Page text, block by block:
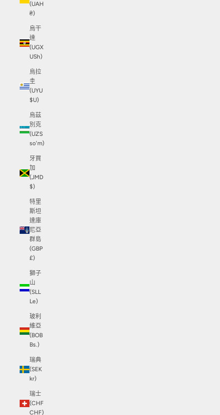
(UAH
₴)
烏干
達
(UGX
USh)
烏拉
圭
(UYU
$U)
烏茲
別克
(UZS
so'm)
牙買
加
(JMD
$)
特里
斯坦
達庫
尼亞
群島
(GBP
£)
獅子
山
(SLL
Le)
玻利
維亞
(BOB
Bs.)
瑞典
(SEK
kr)
瑞士
(CHF
CHF)